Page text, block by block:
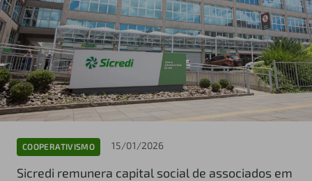
COOPERATIVISMO 15/01/2026
Sicredi remunera capital social de associados em